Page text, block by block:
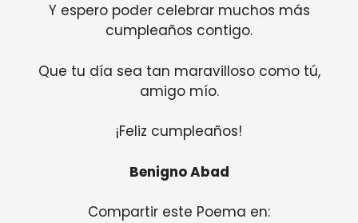
Y espero poder celebrar muchos más
cumpleaños contigo.
Que tu día sea tan maravilloso como tú,
amigo mío.
¡Feliz cumpleaños!
Benigno Abad
Compartir este Poema en: